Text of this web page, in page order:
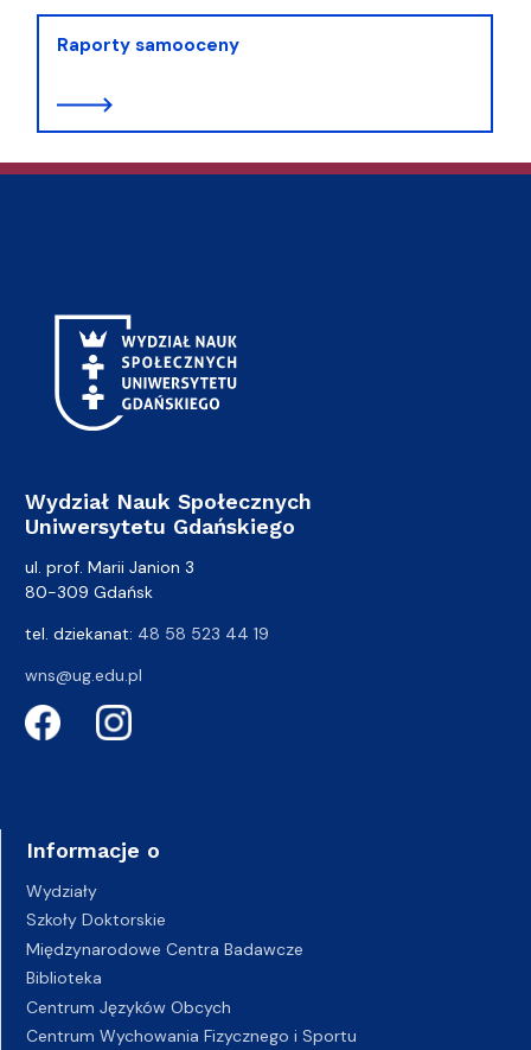
Raporty samooceny
Wydział Nauk Społecznych
Uniwersytetu Gdańskiego
ul. prof. Marii Janion 3
80-309 Gdańsk
tel. dziekanat: 48 58 523 44 19
wns@ug.edu.pl
Informacje o
Wydziały
Szkoły Doktorskie
Międzynarodowe Centra Badawcze
Biblioteka
Centrum Języków Obcych
Centrum Wychowania Fizycznego i Sportu